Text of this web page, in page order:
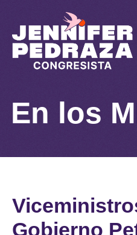
En los
Gobierno